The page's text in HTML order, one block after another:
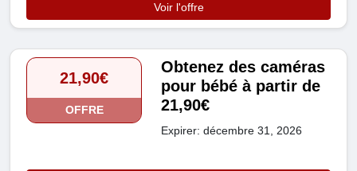
Voir l'offre
21,90€
OFFRE
Obtenez des caméras
pour bébé à partir de
21,90€
Expirer: décembre 31, 2026